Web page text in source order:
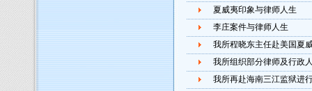
夏威夷印象与律师人生
李庄案件与律师人生
我所程晓东主任赴美国夏
我所组织部分律师及行政
我所再赴海南三江监狱进